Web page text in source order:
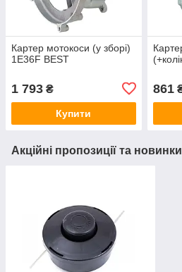
Картер мотокоси (у зборі)
1E36F BEST
1 793 ₴
Купити
861
Акційні пропозиції та новинки